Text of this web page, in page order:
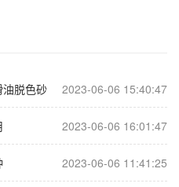
脱色砂 2023-06-06 15:40:47
2023-06-06 16:01:47
2023-06-06 11:41:25